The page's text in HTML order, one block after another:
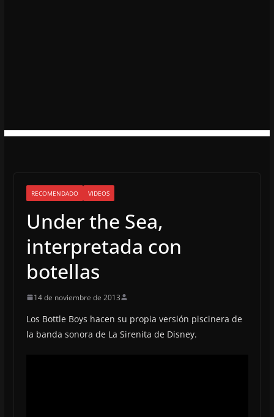
RECOMENDADO VIDEOS
Under the Sea,
interpretada con
botellas
14 de noviembre de 2013
Los Bottle Boys hacen su propia versión piscinera de
la banda sonora de La Sirenita de Disney.